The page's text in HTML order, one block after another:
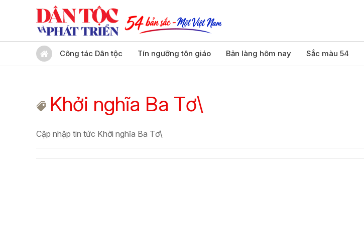
Công tác Dân tộc Tín ngưỡng tôn giáo Bản làng hôm nay Sắc màu 54
Khởi nghĩa Ba Tơ\
Cập nhập tin tức Khởi nghĩa Ba Tơ\